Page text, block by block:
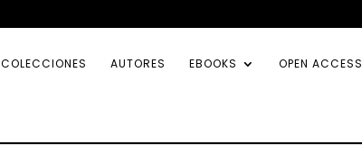
COLECCIONES AUTORES EBOOKS OPEN ACCESS